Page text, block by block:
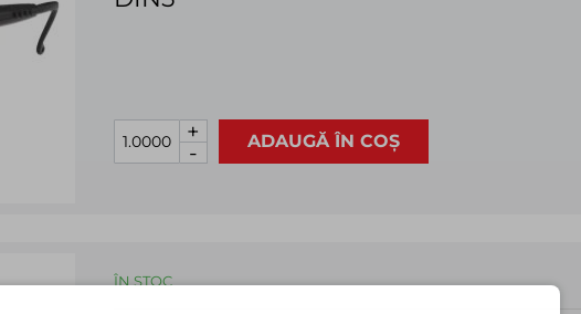
ADAUGĂ ÎN COȘ
+
-
ÎN STOC